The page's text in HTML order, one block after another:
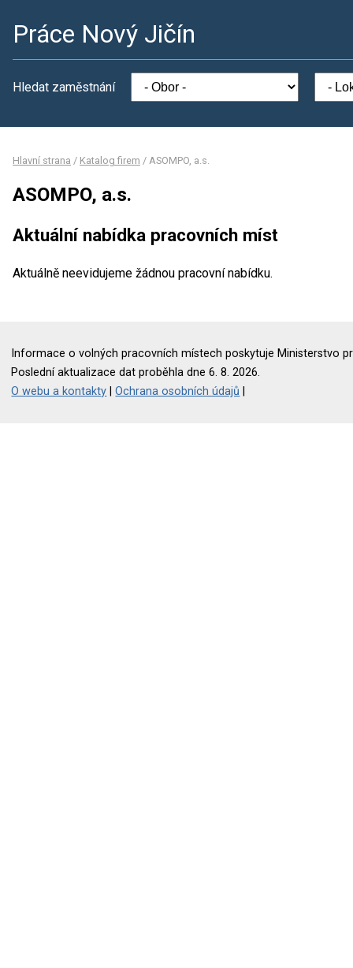
Práce Nový Jičín
Hledat zaměstnání
Hlavní strana / Katalog firem / ASOMPO, a.s.
ASOMPO, a.s.
Aktuální nabídka pracovních míst
Aktuálně neevidujeme žádnou pracovní nabídku.
Informace o volných pracovních místech poskytuje Ministerstvo
Poslední aktualizace dat proběhla dne 6. 8. 2026.
O webu a kontakty |Ochrana osobních údajů